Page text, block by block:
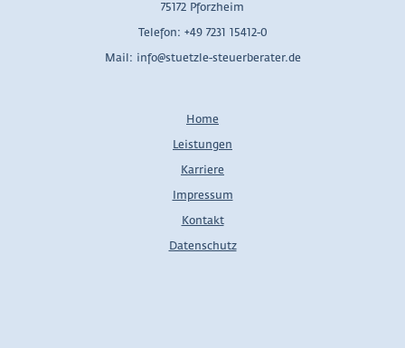
75172 Pforzheim
Telefon: +49 7231 15412-0
Mail: info@stuetzle-steuerberater.de
Home
Leistungen
Karriere
Impressum
Kontakt
Datenschutz